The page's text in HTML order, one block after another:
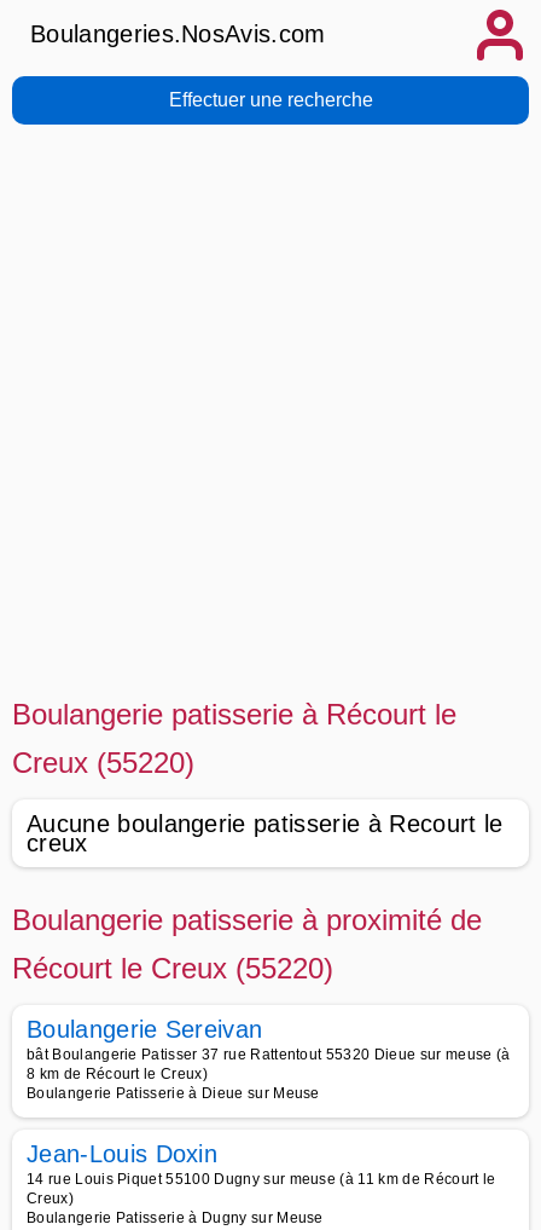
Boulangeries.NosAvis.com
Effectuer une recherche
Boulangerie patisserie à Récourt le
Creux (55220)
Aucune boulangerie patisserie à Recourt le
creux
Boulangerie patisserie à proximité de
Récourt le Creux (55220)
Boulangerie Sereivan
bât Boulangerie Patisser 37 rue Rattentout 55320 Dieue sur meuse (à
8 km de Récourt le Creux)
Boulangerie Patisserie à Dieue sur Meuse
Jean-Louis Doxin
14 rue Louis Piquet 55100 Dugny sur meuse (à 11 km de Récourt le
Creux)
Boulangerie Patisserie à Dugny sur Meuse